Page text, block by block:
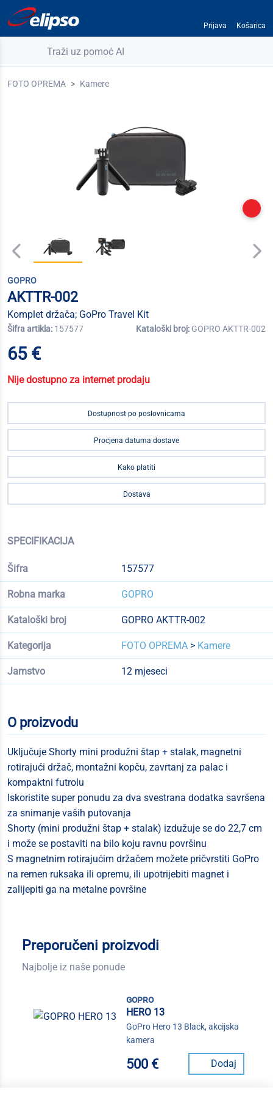
Prijava Košarica
Traži uz pomoć AI
FOTO OPREMA Kamere
GOPRO
AKTTR-002
Komplet držača; GoPro Travel Kit
Šifra artikla: 157577 Kataloški broj: GOPRO AKTTR-002
65 €
Nije dostupno za internet prodaju
Dostupnost po poslovnicama
Procjena datuma dostave
Kako platiti
Dostava
SPECIFIKACIJA
Šifra 157577
Robna marka GOPRO
Kataloški broj GOPRO AKTTR-002
Kategorija FOTO OPREMA> Kamere
Jamstvo 12 mjeseci
O proizvodu
Uključuje Shorty mini produžni štap + stalak, magnetni
rotirajući držač, montažni kopču, zavrtanj za palac i
kompaktni futrolu
Iskoristite super ponudu za dva svestrana dodatka savršena
za snimanje vaših putovanja
Shorty (mini produžni štap + stalak) izdužuje se do 22,7 cm
i može se postaviti na bilo koju ravnu površinu
S magnetnim rotirajućim držačem možete pričvrstiti GoPro
na remen ruksaka ili opremu, ili upotrijebiti magnet i
zalijepiti ga na metalne površine
Preporučeni proizvodi
Najbolje iz naše ponude
gopro
HERO 13
GoPro Hero 13 Black, akcijska
kamera
500 € Dodaj